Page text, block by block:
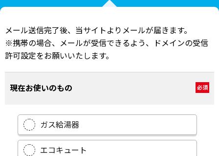
メール送信完了後、当サイトよりメールが届きます。
※携帯の場合、メールが受信できるよう、ドメインの受信
許可設定をお願いいたします。
現在お使いのもの 必須
ガス給湯器
エコキュート